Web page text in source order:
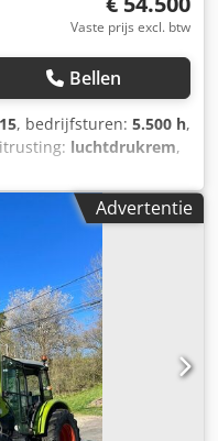
Vaste prijs excl. btw
Bellen
, bedrijfsturen: 5.500 h,
luchtdrukrem,
Advertentie